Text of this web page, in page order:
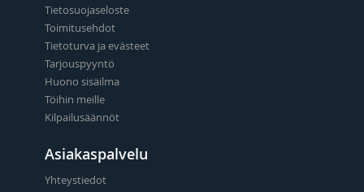
Tietosuojaseloste
Toimitusehdot
Tietoturva ja evästeet
Tarjouspyyntö
Huono sisäilma
Töihin meille
Kilpailusäännöt
Asiakaspalvelu
Yhteystiedot